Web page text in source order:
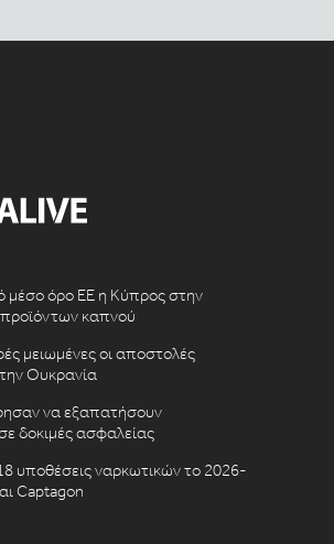
όρο ΕΕ η Κύπρος στην
καπνού
μειωμένες οι αποστολές
Ουκρανία
να εξαπατήσουν
δοκιμές ασφαλείας
υποθέσεις ναρκωτικών το 2026-
Captagon